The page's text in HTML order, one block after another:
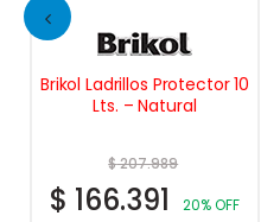
Brikol Ladrillos Protector 10
Lts. – Natural
$207.989
$ 166.391 20% OFF